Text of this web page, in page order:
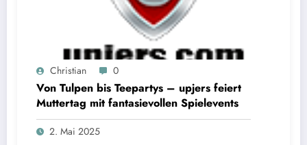
Christian 0
Von Tulpen bis Teepartys – upjers feiert
Muttertag mit fantasievollen Spielevents
2. Mai 2025